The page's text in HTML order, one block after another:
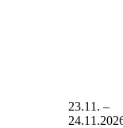
23.11. –